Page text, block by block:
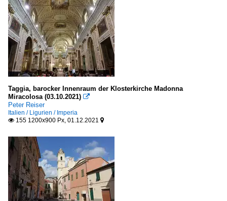
Taggia, barocker Innenraum der Klosterkirche Madonna
Miracolosa (03.10.2021) 
Peter Reiser
Italien / Ligurien / Imperia
 155 1200x900 Px, 01.12.2021 